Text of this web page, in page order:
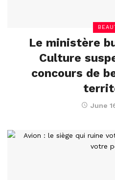
Le ministère
Culture
concours de
June